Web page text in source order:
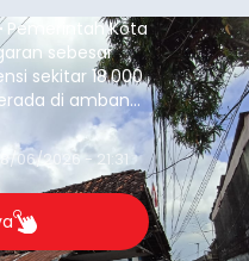
Pemerintah Kota
sebesar
sekitar 18.000
di ambang
ini diambil
berada pada
tidak
06/2026 - 21:31